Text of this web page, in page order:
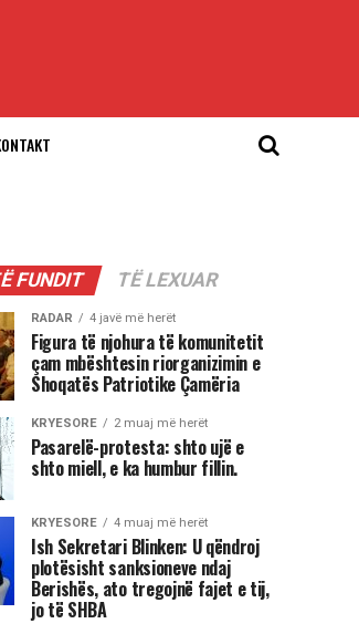
FUNDIT TË LEXUAR
RADAR 4 javë më herët
Figura të njohura të komunitetit
çam mbështesin riorganizimin e
Shoqatës Patriotike Çamëria
KRYESORE 2 muaj më herët
Pasarelë-protesta: shto ujë e
shto miell, e ka humbur fillin.
KRYESORE 4 muaj më herët
Ish Sekretari Blinken: U qëndroj
plotësisht sanksioneve ndaj
Berishës, ato tregojnë fajet e tij,
jo të SHBA